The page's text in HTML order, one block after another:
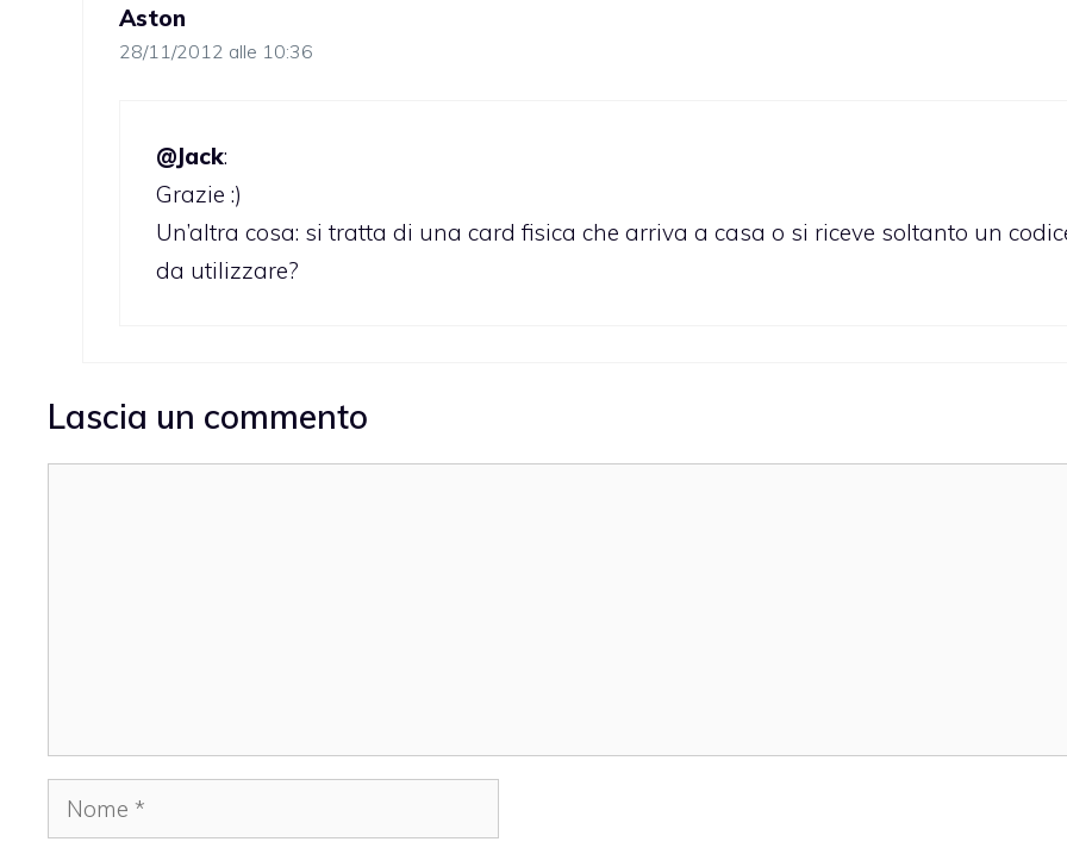
Aston
28/11/2012 alle 10:36
@Jack:
Grazie :)
Un’altra cosa: si tratta di una card fisica che arriva a casa o si riceve soltanto un
da utilizzare?
Lascia un commento
Nome